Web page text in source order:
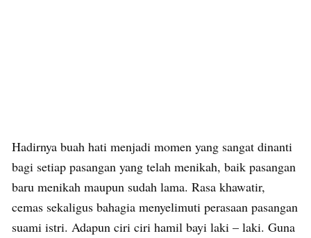
Hadirnya buah hati menjadi momen yang sangat dinanti
bagi setiap pasangan yang telah menikah, baik pasangan
baru menikah maupun sudah lama. Rasa khawatir,
cemas sekaligus bahagia menyelimuti perasaan pasangan
suami istri. Adapun ciri ciri hamil bayi laki – laki. Guna